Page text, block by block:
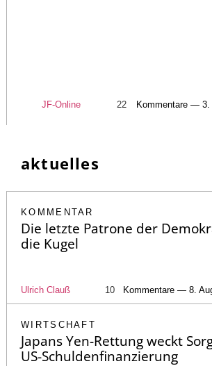
JF-Online 22 Kommentare — 3.
aktuelles
KOMMENTAR
Die letzte Patrone der
die Kugel
Ulrich Clauß 10 Kommentare — 8.
WIRTSCHAFT
Japans Yen-Rettung weckt
US-Schuldenfinanzierung